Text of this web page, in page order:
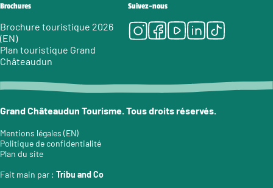
Brochures
Brochure touristique 2026
(EN)
Plan touristique Grand
Châteaudun
Suivez-nous
Instagram
Facebook
Youtube
LinkedIn
Tiktok
Grand Châteaudun Tourisme. Tous droits réservés.
Mentions légales (EN)
Politique de confidentialité
Plan du site
Fait main par : Tribu and Co